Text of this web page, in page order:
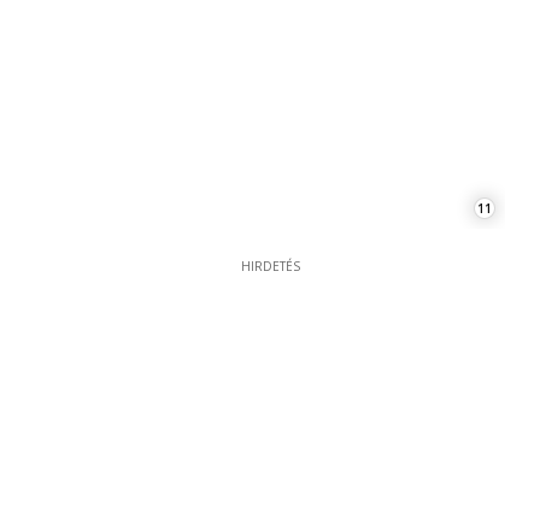
11
HIRDETÉS